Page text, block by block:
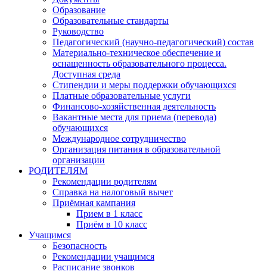
Образование
Образовательные стандарты
Руководство
Педагогический (научно-педагогический) состав
Материально-техническое обеспечение и
оснащенность образовательного процесса.
Доступная среда
Стипендии и меры поддержки обучающихся
Платные образовательные услуги
Финансово-хозяйственная деятельность
Вакантные места для приема (перевода)
обучающихся
Международное сотрудничество
Организация питания в образовательной
организации
РОДИТЕЛЯМ
Рекомендации родителям
Справка на налоговый вычет
Приёмная кампания
Прием в 1 класс
Приём в 10 класс
Учащимся
Безопасность
Рекомендации учащимся
Расписание звонков